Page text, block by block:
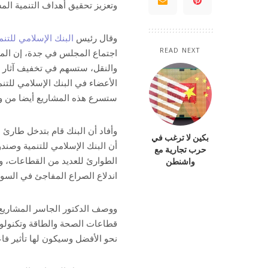
READ NEXT
بكين لا ترغب في
حرب تجارية مع
واشنطن
وتعزيز تحقيق أهداف التنمية
وقال رئيس البنك الإسلامي
اجتماع المجلس في جدة، إن
والنقل، ستسهم في تخفيف آثار
الأعضاء في البنك الإسلامي
ستسرع هذه المشاريع أيضا من
وأفاد أن البنك قام بتدخل
أن البنك الإسلامي للتنمية
اندلاع الصراع المفاجئ في
ووصف الدكتور الجاسر
قطاعات الصحة والطاقة
نحو الأفضل وسيكون لها تأثير